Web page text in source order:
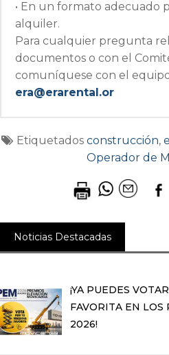
• En un formato adecuado
alquiler.
Para cualquier pregunta
documentos o con el
comuníquese con el
era@erarental.or
Etiquetados construcción,
Operador de
Noticias Destacadas
¡YA PUEDES
FAVORITA EN LOS
2026!